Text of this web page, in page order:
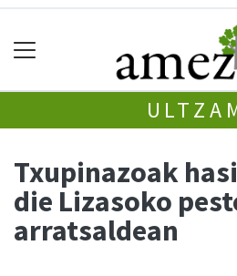
Txupinazoak
die Lizasoko
arratsaldean